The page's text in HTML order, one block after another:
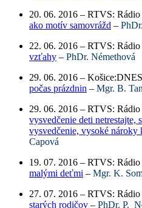
20. 06. 2016 – RTVS:
ako motív samovrážd –
22. 06. 2016 – RTVS:
vzťahy – PhDr. Némethová
29. 06. 2016 –
počas prázdnin – Mgr. B.
29. 06. 2016 – RTVS:
vysvedčenie deti
vysvedčenie, vysoké nároky
Capová
19. 07. 2016 – RTVS:
malými deťmi – Mgr. K.
27. 07. 2016 – RTVS:
starých rodičov – PhDr. P.